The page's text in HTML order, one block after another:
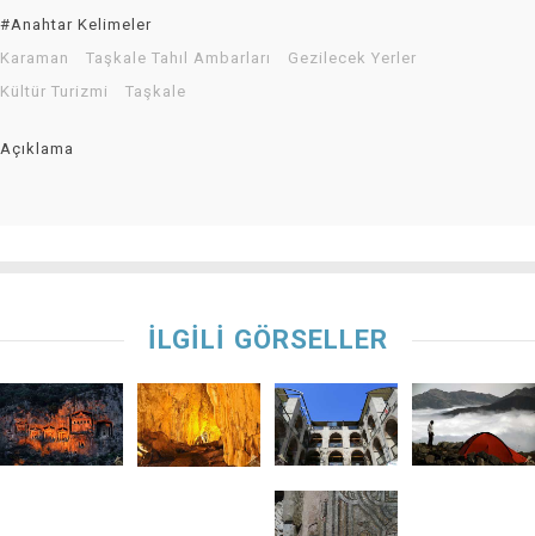
#Anahtar Kelimeler
Karaman
Taşkale Tahıl Ambarları
Gezilecek Yerler
Kültür Turizmi
Taşkale
Açıklama
İLGİLİ GÖRSELLER